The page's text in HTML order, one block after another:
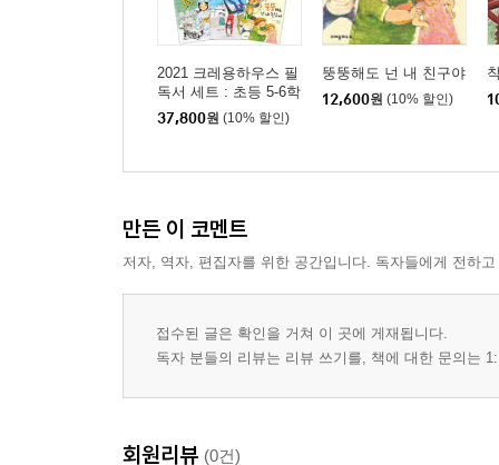
2021 크레용하우스 필
독서 세트 : 초등 5-6학
년
37,800원 (10% 할인)
뚱뚱해도 넌 내 친구야
12,600원 (10% 할인)
만든 이 코멘트
저자, 역자, 편집자를 위한 공간입니다. 독자들에게 전하
접수된 글은 확인을 거쳐 이 곳에 게재됩니다.
독자 분들의 리뷰는 리뷰 쓰기를, 책에 대한 문의는
회원리뷰 (0건)